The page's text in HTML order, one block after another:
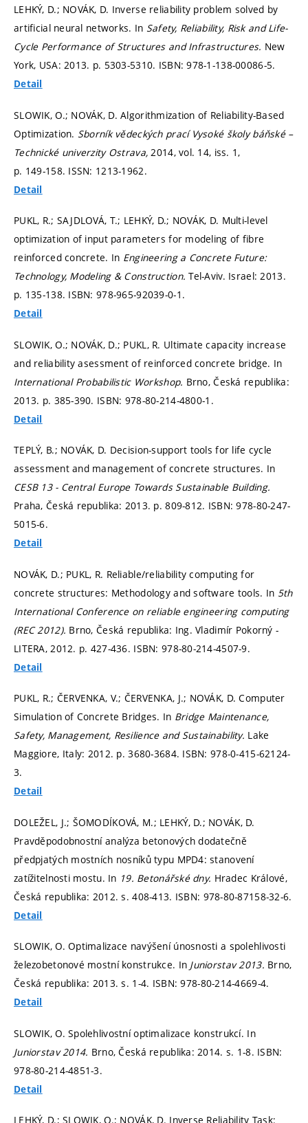
LEHKÝ, D.; NOVÁK, D. Inverse reliability problem solved by
artificial neural networks. In Safety, Reliability, Risk and Life-
Cycle Performance of Structures and Infrastructures. New
York, USA: 2013. p. 5303-5310. ISBN: 978-1-138-00086-5.
Detail
SLOWIK, O.; NOVÁK, D. Algorithmization of Reliability-Based
Optimization. Sborník vědeckých prací Vysoké školy báňské –
Technické univerzity Ostrava, 2014, vol. 14, iss. 1,
p. 149-158. ISSN: 1213-1962.
Detail
PUKL, R.; SAJDLOVÁ, T.; LEHKÝ, D.; NOVÁK, D. Multi-level
optimization of input parameters for modeling of fibre
reinforced concrete. In Engineering a Concrete Future:
Technology, Modeling & Construction.Tel-Aviv. Israel: 2013.
p. 135-138. ISBN: 978-965-92039-0-1.
Detail
SLOWIK, O.; NOVÁK, D.; PUKL, R. Ultimate capacity increase
and reliability asessment of reinforced concrete bridge. In
International Probabilistic Workshop. Brno, Česká republika:
2013. p. 385-390. ISBN: 978-80-214-4800-1.
Detail
TEPLÝ, B.; NOVÁK, D. Decision-support tools for life cycle
assessment and management of concrete structures. In
CESB 13 - Central Europe Towards Sustainable Building.
Praha, Česká republika: 2013. p. 809-812. ISBN: 978-80-247-
5015-6.
Detail
NOVÁK, D.; PUKL, R. Reliable/reliability computing for
concrete structures: Methodology and software tools. In 5th
International Conference on reliable engineering computing
(REC 2012). Brno, Česká republika: Ing. Vladimír Pokorný -
LITERA, 2012. p. 427-436. ISBN: 978-80-214-4507-9.
Detail
PUKL, R.; ČERVENKA, V.; ČERVENKA, J.; NOVÁK, D. Computer
Simulation of Concrete Bridges. In Bridge Maintenance,
Safety, Management, Resilience and Sustainability. Lake
Maggiore, Italy: 2012. p. 3680-3684. ISBN: 978-0-415-62124-
3.
Detail
DOLEŽEL, J.; ŠOMODÍKOVÁ, M.; LEHKÝ, D.; NOVÁK, D.
Pravděpodobnostní analýza betonových dodatečně
předpjatých mostních nosníků typu MPD4: stanovení
zatížitelnosti mostu. In 19. Betonářské dny. Hradec Králové,
Česká republika: 2012.s. 408-413. ISBN: 978-80-87158-32-6.
Detail
SLOWIK, O. Optimalizace navýšení únosnosti a spolehlivosti
železobetonové mostní konstrukce. In Juniorstav 2013. Brno,
Česká republika: 2013.s. 1-4. ISBN: 978-80-214-4669-4.
Detail
SLOWIK, O. Spolehlivostní optimalizace konstrukcí. In
Juniorstav 2014. Brno, Česká republika: 2014. s. 1-8. ISBN:
978-80-214-4851-3.
Detail
LEHKÝ, D.; SLOWIK, O.; NOVÁK, D. Inverse Reliability Task: